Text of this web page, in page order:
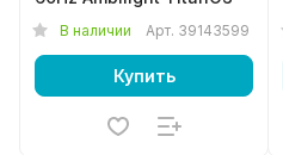
В наличии Арт. 39143599
Купить